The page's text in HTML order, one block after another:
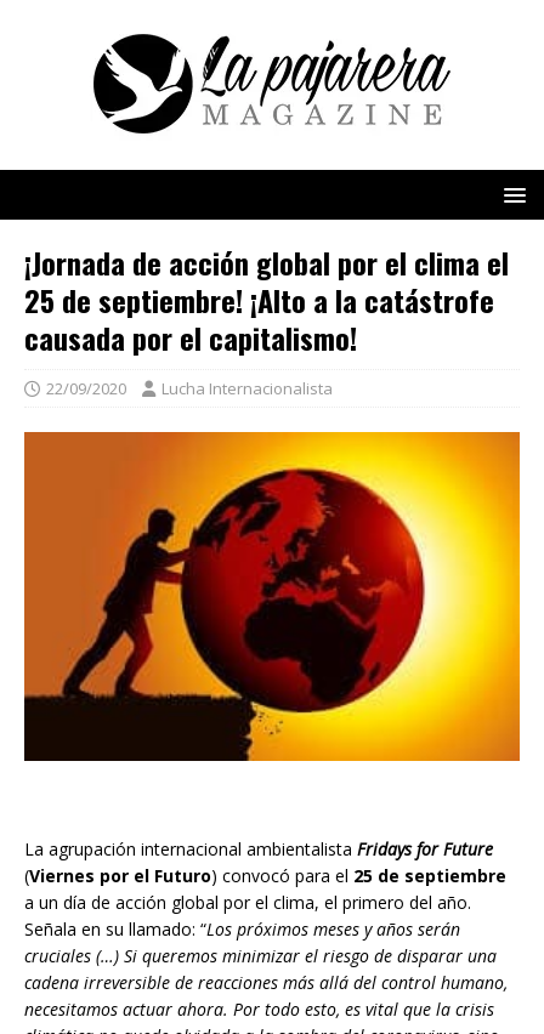
¡Jornada de acción global por el clima el
25 de septiembre! ¡Alto a la catástrofe
causada por el capitalismo!
22/09/2020 Lucha Internacionalista
La agrupación internacional ambientalista Fridays for Future
(Viernes por el Futuro) convocó para el 25 de septiembre
a un día de acción global por el clima, el primero del año.
Señala en su llamado: “Los próximos meses y años serán
cruciales (…) Si queremos minimizar el riesgo de disparar una
cadena irreversible de reacciones más allá del control humano,
necesitamos actuar ahora. Por todo esto, es vital que la crisis